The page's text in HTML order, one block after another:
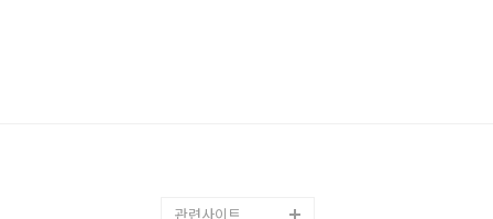
관련사이트